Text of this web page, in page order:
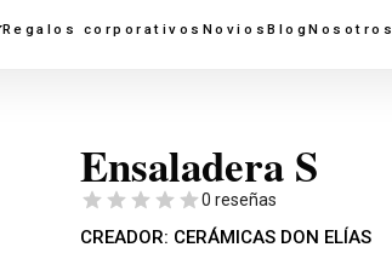
Regalos corporativos NoviosBlogNosotros
Ensaladera S
0 reseñas
CREADOR: CERÁMICAS DON ELÍAS